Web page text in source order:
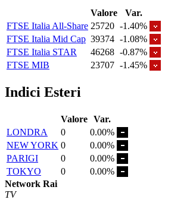
Valore
Var.
FTSE Italia All-Share 25720 -1.40%
FTSE Italia Mid Cap 39374 -1.08%
FTSE Italia STAR
46268 -0.87%
FTSE MIB
23707 -1.45%
Indici Esteri
Valore Var.
LONDRA
0
0.00%
NEW YORK 0
0.00%
PARIGI
0
0.00%
TOKYO
0
0.00%
Network Rai
TV